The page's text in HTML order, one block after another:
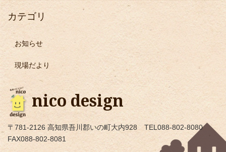
カテゴリ
お知らせ
現場だより
nico design
〒781-2126 高知県吾川郡いの町大内928 TEL088-802-8080
FAX088-802-8081